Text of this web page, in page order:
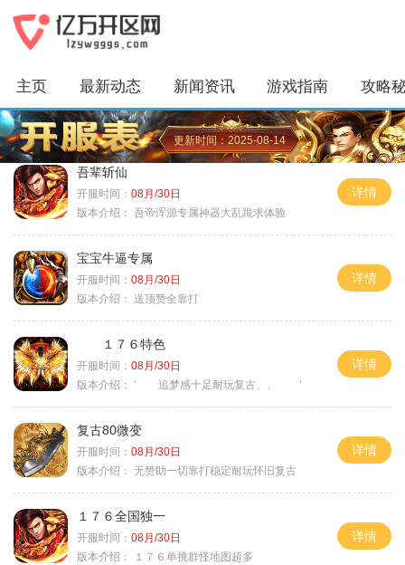
主页 最新动态 新闻资讯 游戏指南 攻略
更新时间：2025-08-14
吾辈斩仙
开服时间： 08月/30日
版本介绍： 吾帝浑源专属神器大乱跪求体验
详情
宝宝牛逼专属
开服时间： 08月/30日
版本介绍： 送顶赞全靠打
详情
１７６特色
开服时间： 08月/30日
版本介绍： ‘ 追梦感十足耐玩复古、、 ’
详情
复古80微变
开服时间： 08月/30日
版本介绍： 无赞助一切靠打稳定耐玩怀旧复古
详情
１７６全国独一
开服时间： 08月/30日
版本介绍：
１７６单挑群怪地图超多
详情